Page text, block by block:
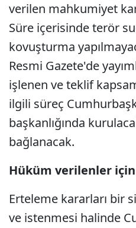
verilen mahkumiyet
Süre içerisinde terör
kovuşturma
Resmi Gazete'de
işlenen ve teklif
ilgili süreç
başkanlığında
bağlanacak.
Hüküm verilenler
Erteleme kararları bir
ve istenmesi halinde